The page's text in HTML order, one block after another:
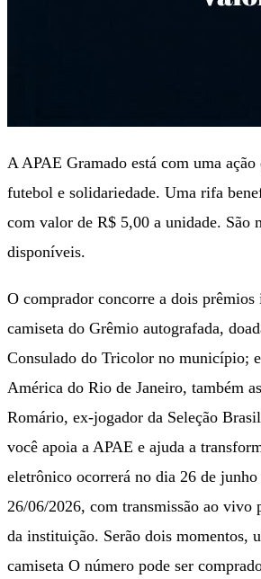
A APAE Gramado está com uma ação
futebol e solidariedade. Uma rifa
com valor de R$ 5,00 a unidade. São
disponíveis.
O comprador concorre a dois
camiseta do Grêmio autografada,
Consulado do Tricolor no município;
América do Rio de Janeiro, também
Romário, ex-jogador da Seleção
você apoia a APAE e ajuda a
eletrônico ocorrerá no dia 26 de
26/06/2026, com transmissão ao vivo
da instituição. Serão dois momentos,
camiseta O número pode ser